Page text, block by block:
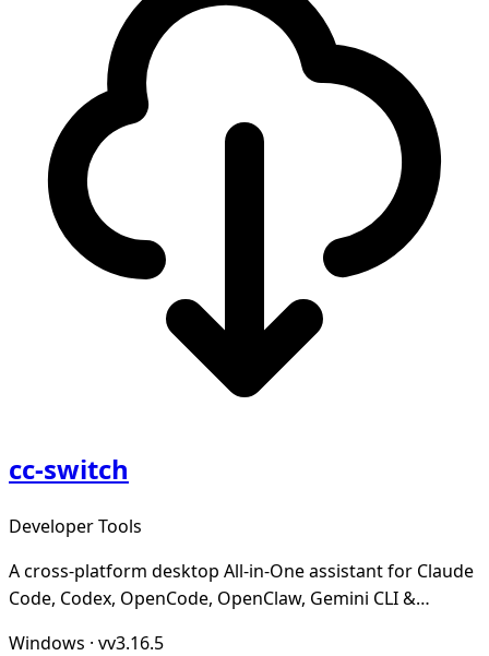
cc-switch
Developer Tools
A cross-platform desktop All-in-One assistant for Claude
Code, Codex, OpenCode, OpenClaw, Gemini CLI &
Windows · vv3.16.5